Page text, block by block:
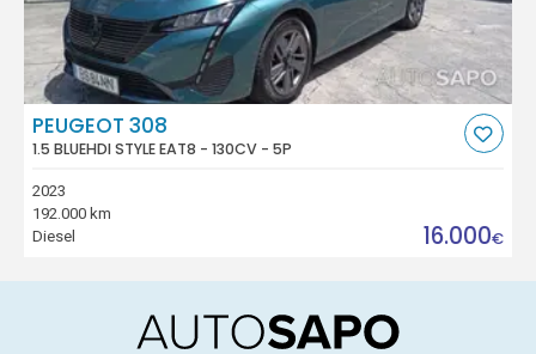
PEUGEOT 308
1.5 BLUEHDI STYLE EAT8 - 130CV - 5P
2023
192.000 km
Diesel
16.000€